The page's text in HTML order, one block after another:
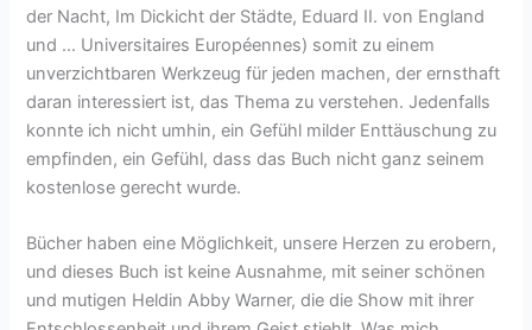
der Nacht, Im Dickicht der Städte, Eduard II. von England
und … Universitaires Européennes) somit zu einem
unverzichtbaren Werkzeug für jeden machen, der ernsthaft
daran interessiert ist, das Thema zu verstehen. Jedenfalls
konnte ich nicht umhin, ein Gefühl milder Enttäuschung zu
empfinden, ein Gefühl, dass das Buch nicht ganz seinem
kostenlose gerecht wurde.
Bücher haben eine Möglichkeit, unsere Herzen zu erobern,
und dieses Buch ist keine Ausnahme, mit seiner schönen
und mutigen Heldin Abby Warner, die die Show mit ihrer